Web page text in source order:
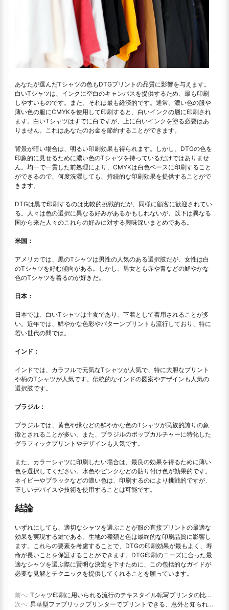
あなたが選んだTシャツの色もDTGプリントの品質に影響を与えます。
白いTシャツは、インクに空白のキャンバスを提供するため、最も印刷
しやすいものです。また、それは最も経済的です。通常、濃い色の服や
薄い色の服にCMYKを使用して印刷すると、白いインクの層に印刷され
ます。白いTシャツはすでに白ですが、上に白いインクを塗る必要はあ
りません。これはあなたのお金を節約することができます。
背景が暗い場合は、明るい印刷効果も得られます。しかし、DTGの色を
印象的に見せるために濃い色のTシャツを持っているだけではありませ
ん。均一で一貫した前処理により、CMYKは白色ベースに印刷すること
ができるので、何度洗濯しても、持続的な印刷効果を提供することがで
きます。
DTGは黒で印刷するのは比較的挑戦的だが、同様に顧客に歓迎されてい
る。人々は色の選択に異なる好みがあるかもしれないが、以下は異なる
国から来た人々のこれらの好みに対する興味深いまとめである。
米国：
アメリカでは、黒のTシャツは男性の人気のある選択肢だが、女性は白
のTシャツを好む傾向がある。しかし、男女とも赤や青などの鮮やかな
色のTシャツを着るのが好きだ。
日本：
日本では、白いTシャツは主食であり、下着として着用されることが多
い。近年では、鮮やかな色彩やパターンプリントも流行しており、特に
若い世代の間では。
インド：
インドでは、カラフルで元気なTシャツが人気で、特に大胆なプリント
や柄のTシャツが人気です。伝統的なインドの図案やデザインも人気の
選択肢です。
ブラジル：
ブラジルでは、黄色や緑などの鮮やかな色のTシャツが民族的誇りの象
徴とされることが多い。また、ブラジルのポップカルチャーに特化した
グラフィックプリントやデザインも人気です。
また、カラーシャツに印刷したい場合は、最良の効果を得るために薄い
色を選択してください。水色やピンクなどの貼り付け色が効果的です。
ネイビーやブラックなどの濃い色は、印刷するのにより挑戦的ですが、
正しいデバイスや技術を使用することは可能です。
結論
いずれにしても、適切なシャツを選ぶことが服の直接プリントの最適な
効果を実現する鍵である。生地の種類と色は最終的な印刷品質に影響し
ます。これらの要素を考慮することで、DTGの印刷効果が最もよく、寿
命が長いことを保証することができます。DTG印刷のニーズに合った最
適なシャツを選ぶ際に賢明な決定を下すために、この包括的なガイドが
必要な見解とテクニックを提供してくれることを願っています。
前へ: Tシャツ印刷に用いられる流行のテキスタイル転写プリンタの比較：フィルムと染料への直接昇華
次へ: 昇華型ファブリックプリンターでプリントできる、意外と知られていない7種類のファブリック